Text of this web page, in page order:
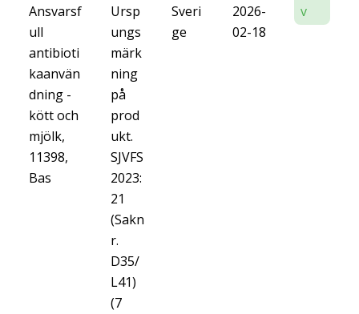
Ansvarsf
ull
antibioti
kaanvän
dning -
kött och
mjölk,
11398,
Bas
Ursp
ungs
märk
ning
på
prod
ukt.
SJVFS
2023:
21
(Sakn
r.
D35/
L41)
(7
Sveri
ge
2026-
02-18
v